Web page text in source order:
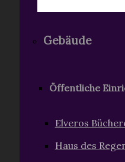
Gebäude
Öffentliche
Elveros
Haus des